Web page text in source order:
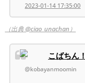
2023-01-14 17:35:00
（出典 @ciao_unachan）
こばちん
@kobayanmoomin